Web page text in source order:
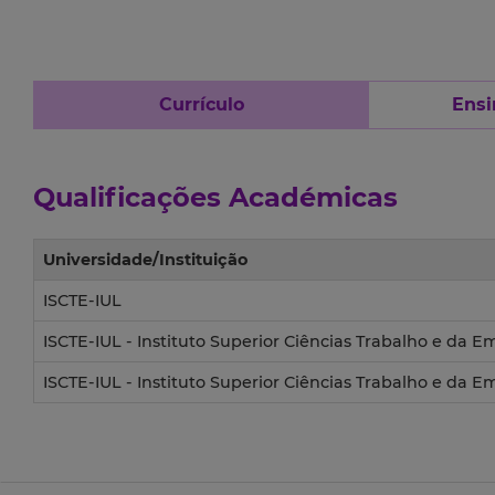
Currículo
Qualificações Académicas
Universidade/Instituição
ISCTE-IUL
ISCTE-IUL - Instituto Superior Ciências Trabalho e da
ISCTE-IUL - Instituto Superior Ciências Trabalho e da